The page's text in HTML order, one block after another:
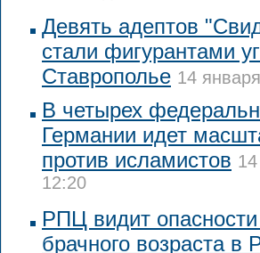
Девять адептов
стали фигурантами
Ставрополье 14
В четырех
Германии идет
против исламистов
12:20
РПЦ видит
брачного возраста в